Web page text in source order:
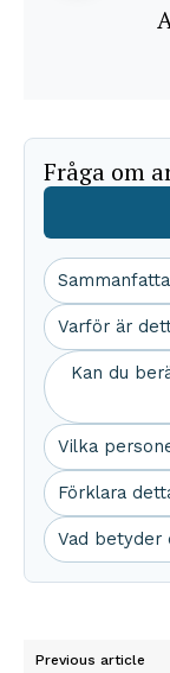
Fråga om
Varför är
Kan du
Vilka
Förklara
Vad betyder
Previous article